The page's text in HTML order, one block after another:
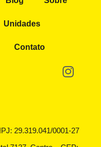
Unidades
Contato
29.319.041/0001-27